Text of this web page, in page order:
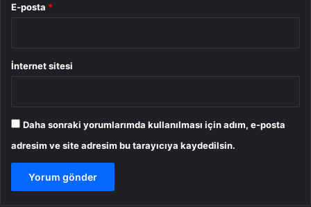
E-posta *
İnternet sitesi
Daha sonraki yorumlarımda kullanılması için adım, e-posta
adresim ve site adresim bu tarayıcıya kaydedilsin.